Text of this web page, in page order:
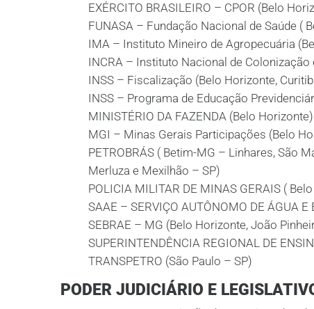
EXÉRCITO BRASILEIRO – CPOR (Belo
FUNASA – Fundação Nacional de Saúde (
IMA – Instituto Mineiro de Agropecuária
INCRA – Instituto Nacional de
INSS – Fiscalização (Belo Horizonte,
INSS – Programa de Educação
MINISTÉRIO DA FAZENDA (Belo Horizonte)
MGI – Minas Gerais Participações (Belo
PETROBRÁS ( Betim-MG – Linhares, São
Merluza e Mexilhão – SP)
POLICIA MILITAR DE MINAS GERAIS (
SAAE – SERVIÇO AUTÔNOMO DE ÁGUA
SEBRAE – MG (Belo Horizonte, João
SUPERINTENDÊNCIA REGIONAL DE
TRANSPETRO (São Paulo – SP)
PODER JUDICIÁRIO E